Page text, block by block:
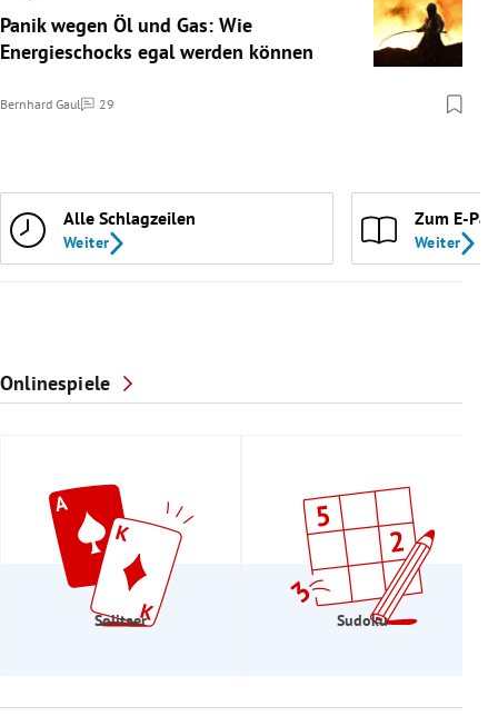
Panik wegen Öl und Gas: Wie
Energieschocks egal werden können
Bernhard Gaul 29
Kommentare
Alle Schlagzeilen
Weiter
Zum E-
Weiter
Onlinespiele
Solitaer Sudoku